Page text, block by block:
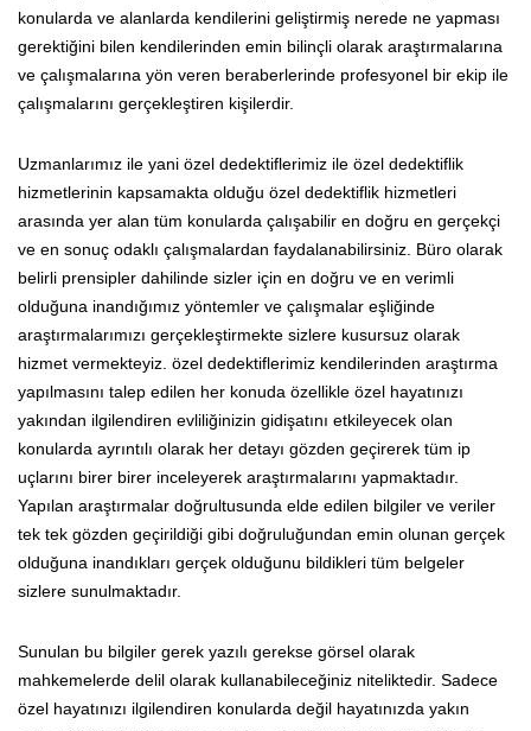
konularda ve alanlarda kendilerini geliştirmiş nerede ne yapması
gerektiğini bilen kendilerinden emin bilinçli olarak araştırmalarına
ve çalışmalarına yön veren beraberlerinde profesyonel bir ekip ile
çalışmalarını gerçekleştiren kişilerdir.
Uzmanlarımız ile yani özel dedektiflerimiz ile özel dedektiflik
hizmetlerinin kapsamakta olduğu özel dedektiflik hizmetleri
arasında yer alan tüm konularda çalışabilir en doğru en gerçekçi
ve en sonuç odaklı çalışmalardan faydalanabilirsiniz. Büro olarak
belirli prensipler dahilinde sizler için en doğru ve en verimli
olduğuna inandığımız yöntemler ve çalışmalar eşliğinde
araştırmalarımızı gerçekleştirmekte sizlere kusursuz olarak
hizmet vermekteyiz. özel dedektiflerimiz kendilerinden araştırma
yapılmasını talep edilen her konuda özellikle özel hayatınızı
yakından ilgilendiren evliliğinizin gidişatını etkileyecek olan
konularda ayrıntılı olarak her detayı gözden geçirerek tüm ip
uçlarını birer birer inceleyerek araştırmalarını yapmaktadır.
Yapılan araştırmalar doğrultusunda elde edilen bilgiler ve veriler
tek tek gözden geçirildiği gibi doğruluğundan emin olunan gerçek
olduğuna inandıkları gerçek olduğunu bildikleri tüm belgeler
sizlere sunulmaktadır.
Sunulan bu bilgiler gerek yazılı gerekse görsel olarak
mahkemelerde delil olarak kullanabileceğiniz niteliktedir. Sadece
özel hayatınızı ilgilendiren konularda değil hayatınızda yakın